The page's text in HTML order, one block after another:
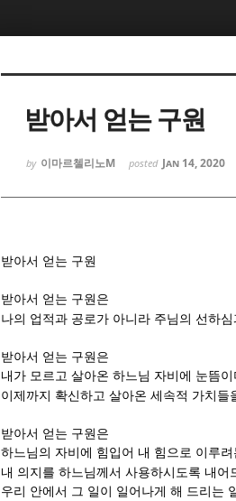
받아서 얻는 구원
by 이마르첼리노M posted Jan 14, 2020
받아서 얻는 구원
받아서 얻는 구원은
나의 업적과 공로가 아니라 주님의 선하
받아서 얻는 구원은
내가 모르고 살아온 하느님 자비에 눈뜸이
이제까지 확신하고 살아온 세속적 가치들
받아서 얻는 구원은
하느님의 자비에 힘입어 내 힘으로 이루
내 의지를 하느님께서 사용하시도록 내어
우리 안에서 그 일이 일어나게 해 드리는
Sketchbook5, 스케
Sketchbook5, 스케